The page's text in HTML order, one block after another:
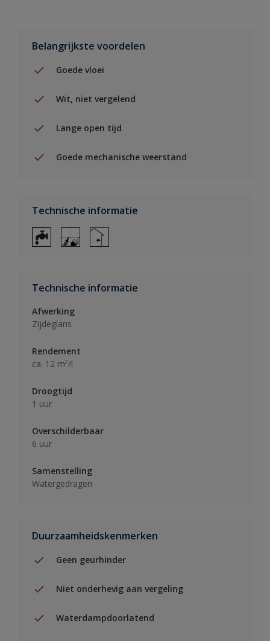
Belangrijkste voordelen
Goede vloei
Wit, niet vergelend
Lange open tijd
Goede mechanische weerstand
Technische informatie
Technische informatie
Afwerking
Zijdeglans
Rendement
ca. 12 m²/l
Droogtijd
1 uur
Overschilderbaar
6 uur
Samenstelling
Watergedragen
Duurzaamheidskenmerken
Geen geurhinder
Niet onderhevig aan vergeling
Waterdampdoorlatend